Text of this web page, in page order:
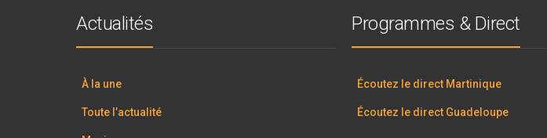
Actualités
À la une
Toute l’actualité
Programmes & Direct
Écoutez le direct Martinique
Écoutez le direct Guadeloupe